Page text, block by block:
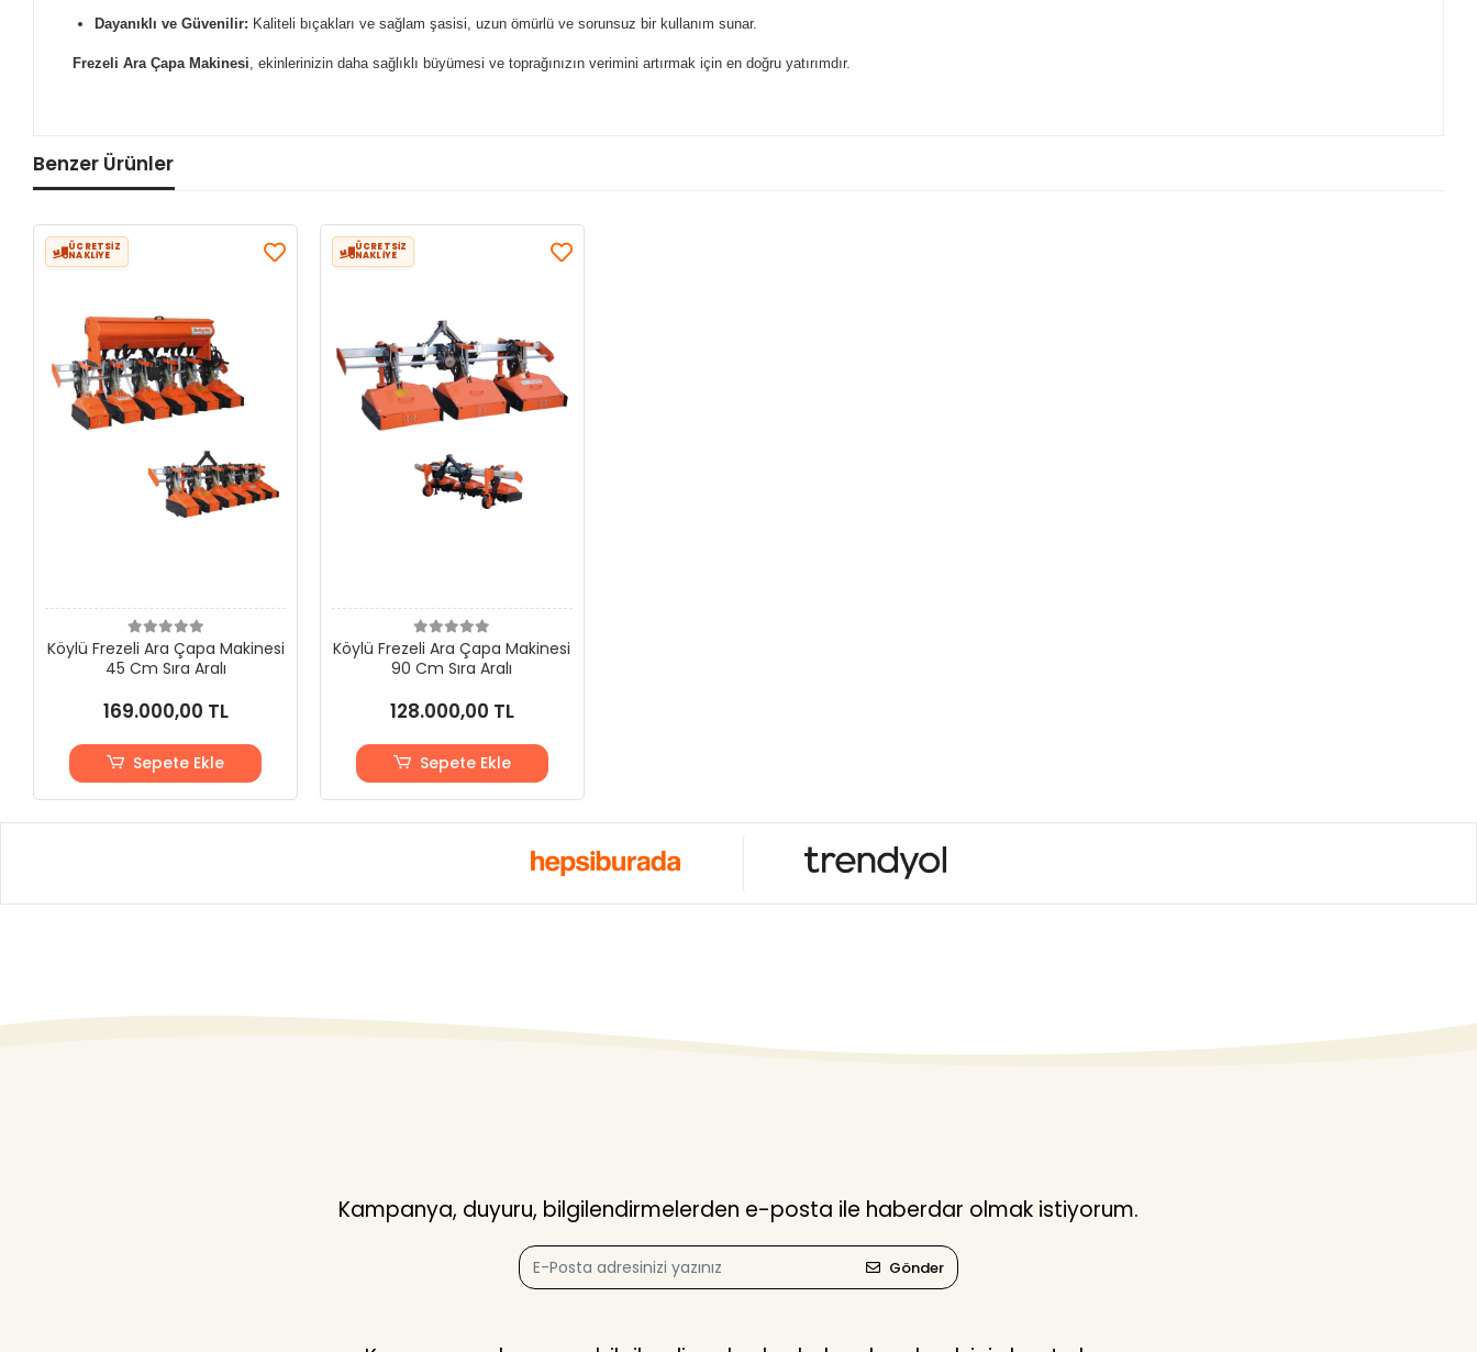
Dayanıklı ve Güvenilir: Kaliteli bıçakları ve sağlam şasisi, uzun ömürlü ve sorunsuz bir kullanım sunar.
Frezeli Ara Çapa Makinesi, ekinlerinizin daha sağlıklı büyümesi ve toprağınızın verimini artırmak için en doğru yatırımdır.
Benzer Ürünler
ÜCRETSİZ
NAKLİYE
Köylü Frezeli Ara Çapa Makinesi
45 Cm Sıra Aralı
169.000,00 TL
Sepete Ekle
ÜCRETSİZ
NAKLİYE
Köylü Frezeli Ara Çapa Makinesi
90 Cm Sıra Aralı
128.000,00 TL
Sepete Ekle
Kampanya, duyuru, bilgilendirmelerden e-posta ile haberdar olmak istiyorum.
Gönder